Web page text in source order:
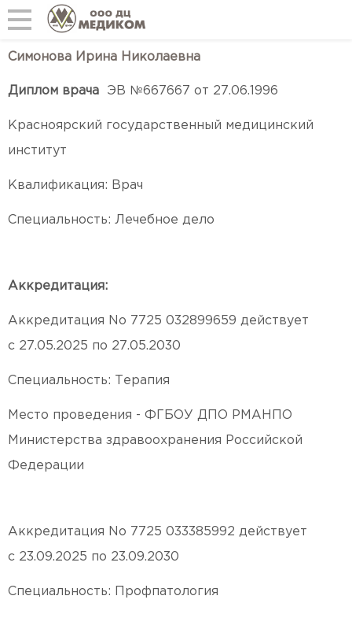
Симонова Ирина Николаевна
Диплом врача ЭВ №667667 от 27.06.1996
Красноярский государственный медицинский
институт
Квалификация: Врач
Специальность: Лечебное дело
Аккредитация:
Аккредитация No 7725 032899659 действует
с 27.05.2025 по 27.05.2030
Специальность: Терапия
Место проведения - ФГБОУ ДПО РМАНПО
Министерства здравоохранения Российской
Федерации
Аккредитация No 7725 033385992 действует
с 23.09.2025 по 23.09.2030
Специальность: Профпатология